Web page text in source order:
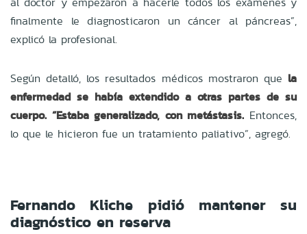
finalmente le diagnosticaron un cáncer al páncreas”,
explicó la profesional.
Según detalló, los resultados médicos mostraron que la
enfermedad se había extendido a otras partes de su
cuerpo. “Estaba generalizado, con metástasis. Entonces,
lo que le hicieron fue un tratamiento paliativo”, agregó.
Fernando Kliche pidió mantener su
diagnóstico en reserva